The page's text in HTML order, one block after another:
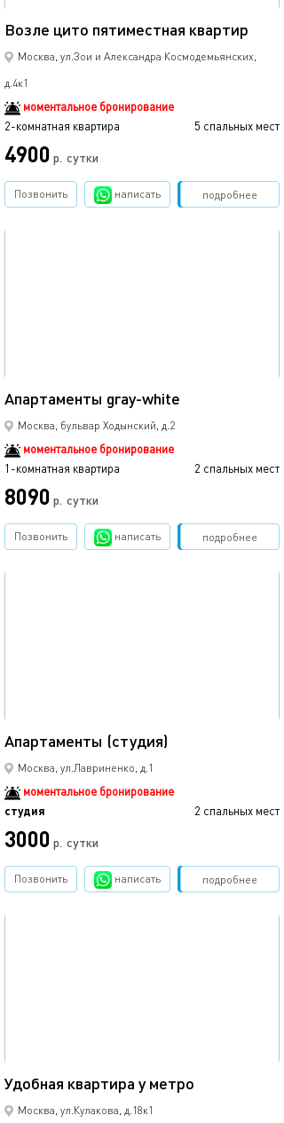
Возле цито пятиместная квартир
Москва, ул.Зои и Александра Космодемьянских,
д.4к1
моментальное бронирование
2-комнатная квартира
5 спальных мест
4900 р. сутки
подробнее
Позвонить написать Забронировать
Апартаменты gray-white
Москва, бульвар Ходынский, д.2
моментальное бронирование
1-комнатная квартира
2 спальных мест
8090 р. сутки
подробнее
Позвонить написать Забронировать
Апартаменты (студия)
Москва, ул.Лавриненко, д.1
моментальное бронирование
студия
2 спальных мест
3000 р. сутки
подробнее
Позвонить написать Забронировать
Удобная квартира у метро
Москва, ул.Кулакова, д.18к1